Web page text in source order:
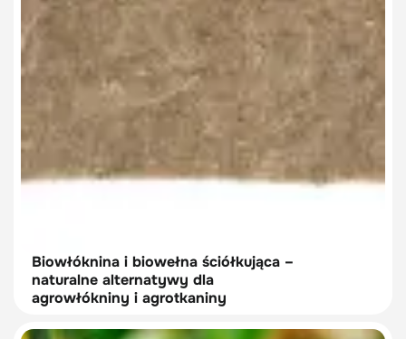
Biowłóknina i biowełna ściółkująca –
naturalne alternatywy dla
agrowłókniny i agrotkaniny